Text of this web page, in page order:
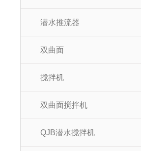
潜水推流器
双曲面
搅拌机
双曲面搅拌机
QJB潜水搅拌机